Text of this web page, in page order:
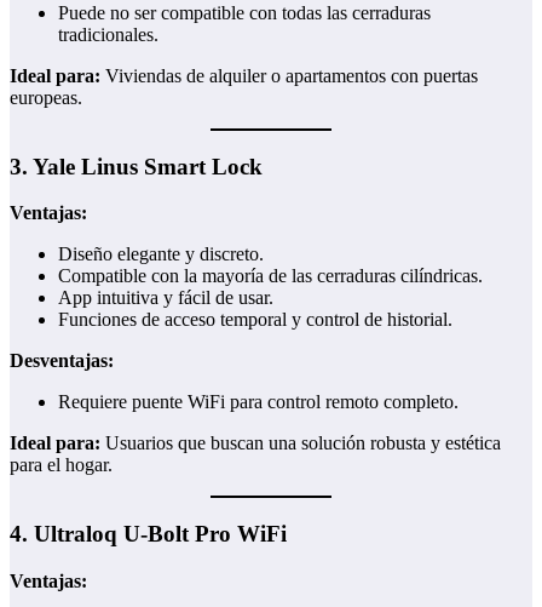
Puede no ser compatible con todas las cerraduras
tradicionales.
Ideal para: Viviendas de alquiler o apartamentos con puertas
europeas.
3. Yale Linus Smart Lock
Ventajas:
Diseño elegante y discreto.
Compatible con la mayoría de las cerraduras cilíndricas.
App intuitiva y fácil de usar.
Funciones de acceso temporal y control de historial.
Desventajas:
Requiere puente WiFi para control remoto completo.
Ideal para: Usuarios que buscan una solución robusta y estética
para el hogar.
4. Ultraloq U-Bolt Pro WiFi
Ventajas: